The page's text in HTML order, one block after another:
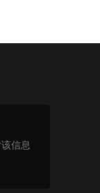
信息